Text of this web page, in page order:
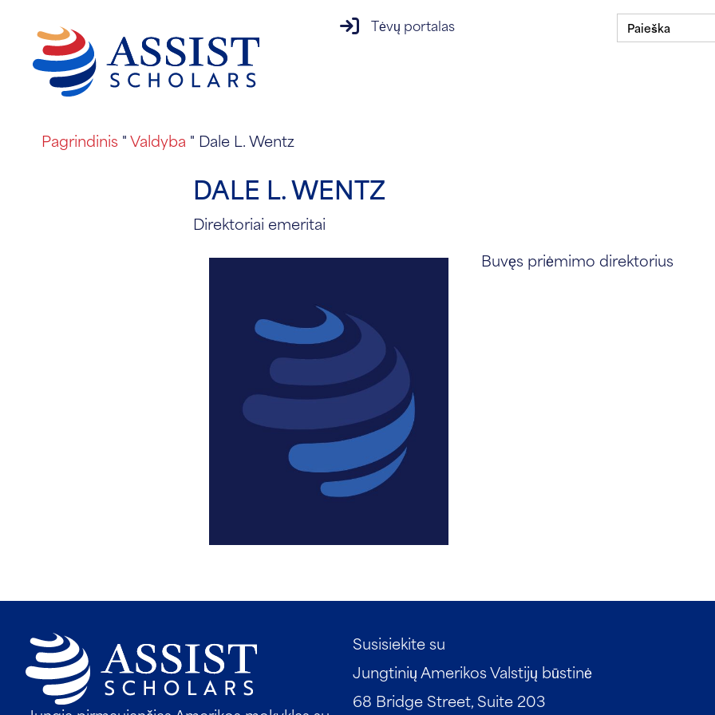
prisijungimas prie tėvų portalo
Tėvų portalas Ieškoti:
Pagrindinis "Valdyba " Dale L. Wentz
DALE L. WENTZ
Direktoriai emeritai
Buvęs priėmimo direktorius
Susisiekite su
Jungtinių Amerikos Valstijų būstinė
68 Bridge Street, Suite 203